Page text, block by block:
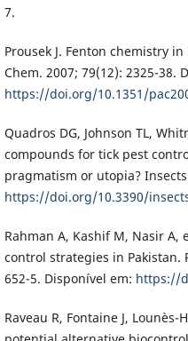
7.
Prousek J. Fenton chemistry
Chem. 2007; 79(12): 2325-38.
https://doi.org/10.1351/
Quadros DG, Johnson TL,
compounds for tick pest
pragmatism or utopia?
https://doi.org/10.3390/
Rahman A, Kashif M, Nasir
control strategies in Pakistan.
652-5. Disponível em: https://
Raveau R, Fontaine J,